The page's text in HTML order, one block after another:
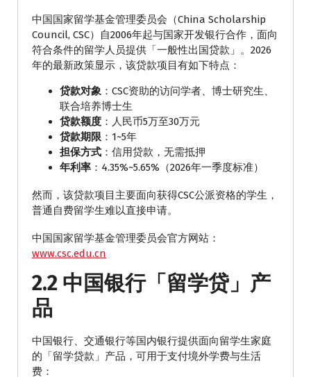
中国国家留学基金管理委员会（China Scholarship
Council, CSC）自2006年起与国家开发银行合作，面向
符合条件的留学人员提供「一般性出国贷款」。2026
年的最新政策显示，该贷款项目有如下特点：
贷款对象 ：CSC资助的访问学者、博士研究生、
联合培养博士生
贷款额度 ：人民币5万至30万元
贷款期限 ：1~5年
担保方式 ：信用贷款，无需抵押
年利率 ：4.35%~5.65%（2026年一季度标准）
然而，该贷款项目主要面向获得CSC公派资格的学生，
普通自费留学生难以直接申请。
中国国家留学基金管理委员会官方网站：
www.csc.edu.cn
2.2 中国银行「留学贷」产
品
中国银行、交通银行等国内银行提供面向留学生家庭
的「留学贷款」产品，可用于支付境外学费与生活
费：